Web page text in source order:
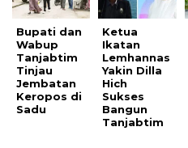
Bupati dan
Wabup
Tanjabtim
Tinjau
Jembatan
Keropos di
Sadu
Ketua
Ikatan
Lemhannas
Yakin Dilla
Hich
Sukses
Bangun
Tanjabtim